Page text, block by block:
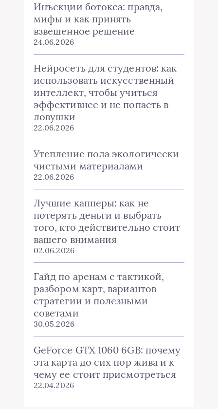
Инъекции ботокса: правда,
мифы и как принять
взвешенное решение
24.06.2026
Нейросеть для студентов: как
использовать искусственный
интеллект, чтобы учиться
эффективнее и не попасть в
ловушки
22.06.2026
Утепление пола экологически
чистыми материалами
22.06.2026
Лучшие капперы: как не
потерять деньги и выбрать
того, кто действительно стоит
вашего внимания
02.06.2026
Гайд по аренам с тактикой,
разбором карт, вариантов
стратегии и полезными
советами
30.05.2026
GeForce GTX 1060 6GB: почему
эта карта до сих пор жива и к
чему ее стоит присмотреться
22.04.2026